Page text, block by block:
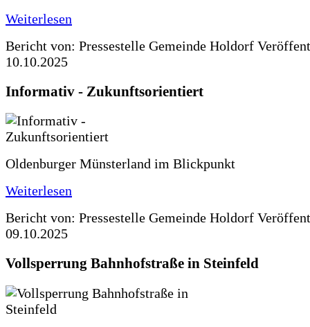
Weiterlesen
Bericht von: Pressestelle Gemeinde Holdorf
10.10.2025
Informativ - Zukunftsorientiert
Oldenburger Münsterland im Blickpunkt
Weiterlesen
Bericht von: Pressestelle Gemeinde Holdorf
09.10.2025
Vollsperrung Bahnhofstraße in Steinfeld